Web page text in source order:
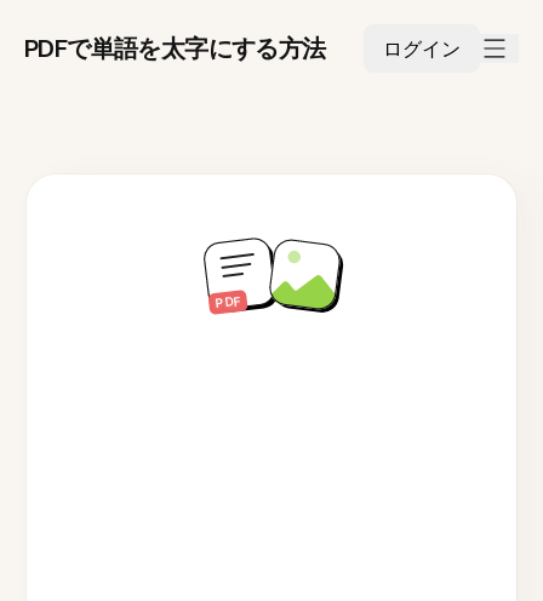
PDFで単語を太字にする方法 ログイン